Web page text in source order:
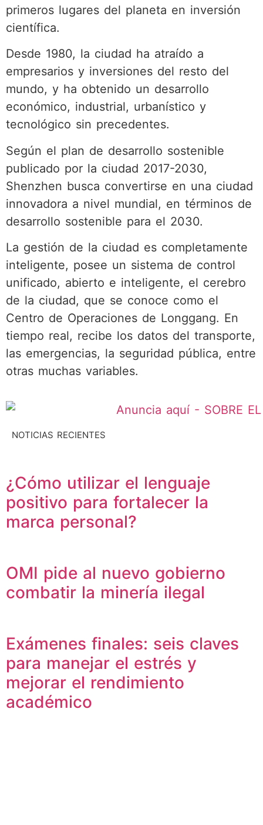
primeros lugares del planeta en inversión
científica.
Desde 1980, la ciudad ha atraído a
empresarios y inversiones del resto del
mundo, y ha obtenido un desarrollo
económico, industrial, urbanístico y
tecnológico sin precedentes.
Según el plan de desarrollo sostenible
publicado por la ciudad 2017-2030,
Shenzhen busca convertirse en una ciudad
innovadora a nivel mundial, en términos de
desarrollo sostenible para el 2030.
La gestión de la ciudad es completamente
inteligente, posee un sistema de control
unificado, abierto e inteligente, el cerebro
de la ciudad, que se conoce como el
Centro de Operaciones de Longgang. En
tiempo real, recibe los datos del transporte,
las emergencias, la seguridad pública, entre
otras muchas variables.
NOTICIAS RECIENTES
¿Cómo utilizar el lenguaje
positivo para fortalecer la
marca personal?
OMI pide al nuevo gobierno
combatir la minería ilegal
Exámenes finales: seis claves
para manejar el estrés y
mejorar el rendimiento
académico